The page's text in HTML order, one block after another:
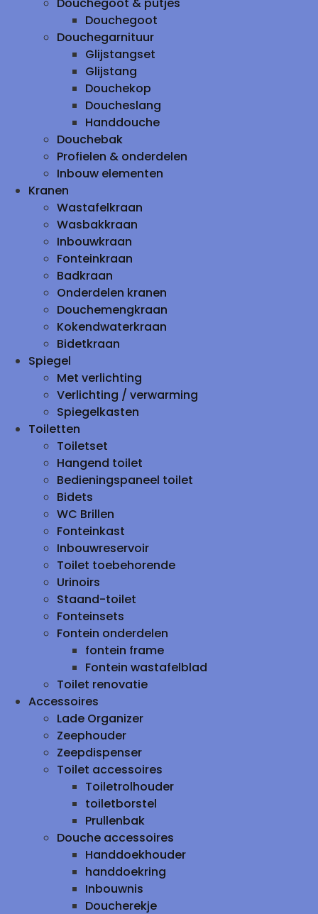
Douchegoot
Douchegarnituur
Glijstangset
Glijstang
Douchekop
Doucheslang
Handdouche
Douchebak
Profielen & onderdelen
Inbouw elementen
Kranen
Wastafelkraan
Wasbakkraan
Inbouwkraan
Fonteinkraan
Badkraan
Onderdelen kranen
Douchemengkraan
Kokendwaterkraan
Bidetkraan
Spiegel
Met verlichting
Verlichting / verwarming
Spiegelkasten
Toiletten
Toiletset
Hangend toilet
Bedieningspaneel toilet
Bidets
WC Brillen
Fonteinkast
Inbouwreservoir
Toilet toebehorende
Urinoirs
Staand-toilet
Fonteinsets
Fontein onderdelen
fontein frame
Fontein wastafelblad
Toilet renovatie
Accessoires
Lade Organizer
Zeephouder
Zeepdispenser
Toilet accessoires
Toiletrolhouder
toiletborstel
Prullenbak
Douche accessoires
Handdoekhouder
handdoekring
Inbouwnis
Doucherekje